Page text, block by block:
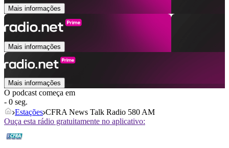
Mais informações
Mais informações
Mais informações
O podcast começa em
- 0 seg.
Estações CFRA News Talk Radio 580 AM
Ouça esta rádio gratuitamente no aplicativo: